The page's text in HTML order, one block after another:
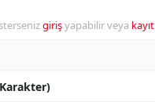
Iğdır
girişyapabilir veya kayıt